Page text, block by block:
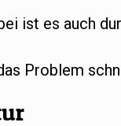
ist es auch
Problem